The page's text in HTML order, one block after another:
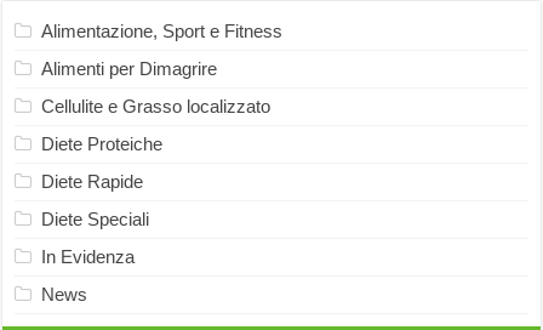
Alimentazione, Sport e Fitness
Alimenti per Dimagrire
Cellulite e Grasso localizzato
Diete Proteiche
Diete Rapide
Diete Speciali
In Evidenza
News